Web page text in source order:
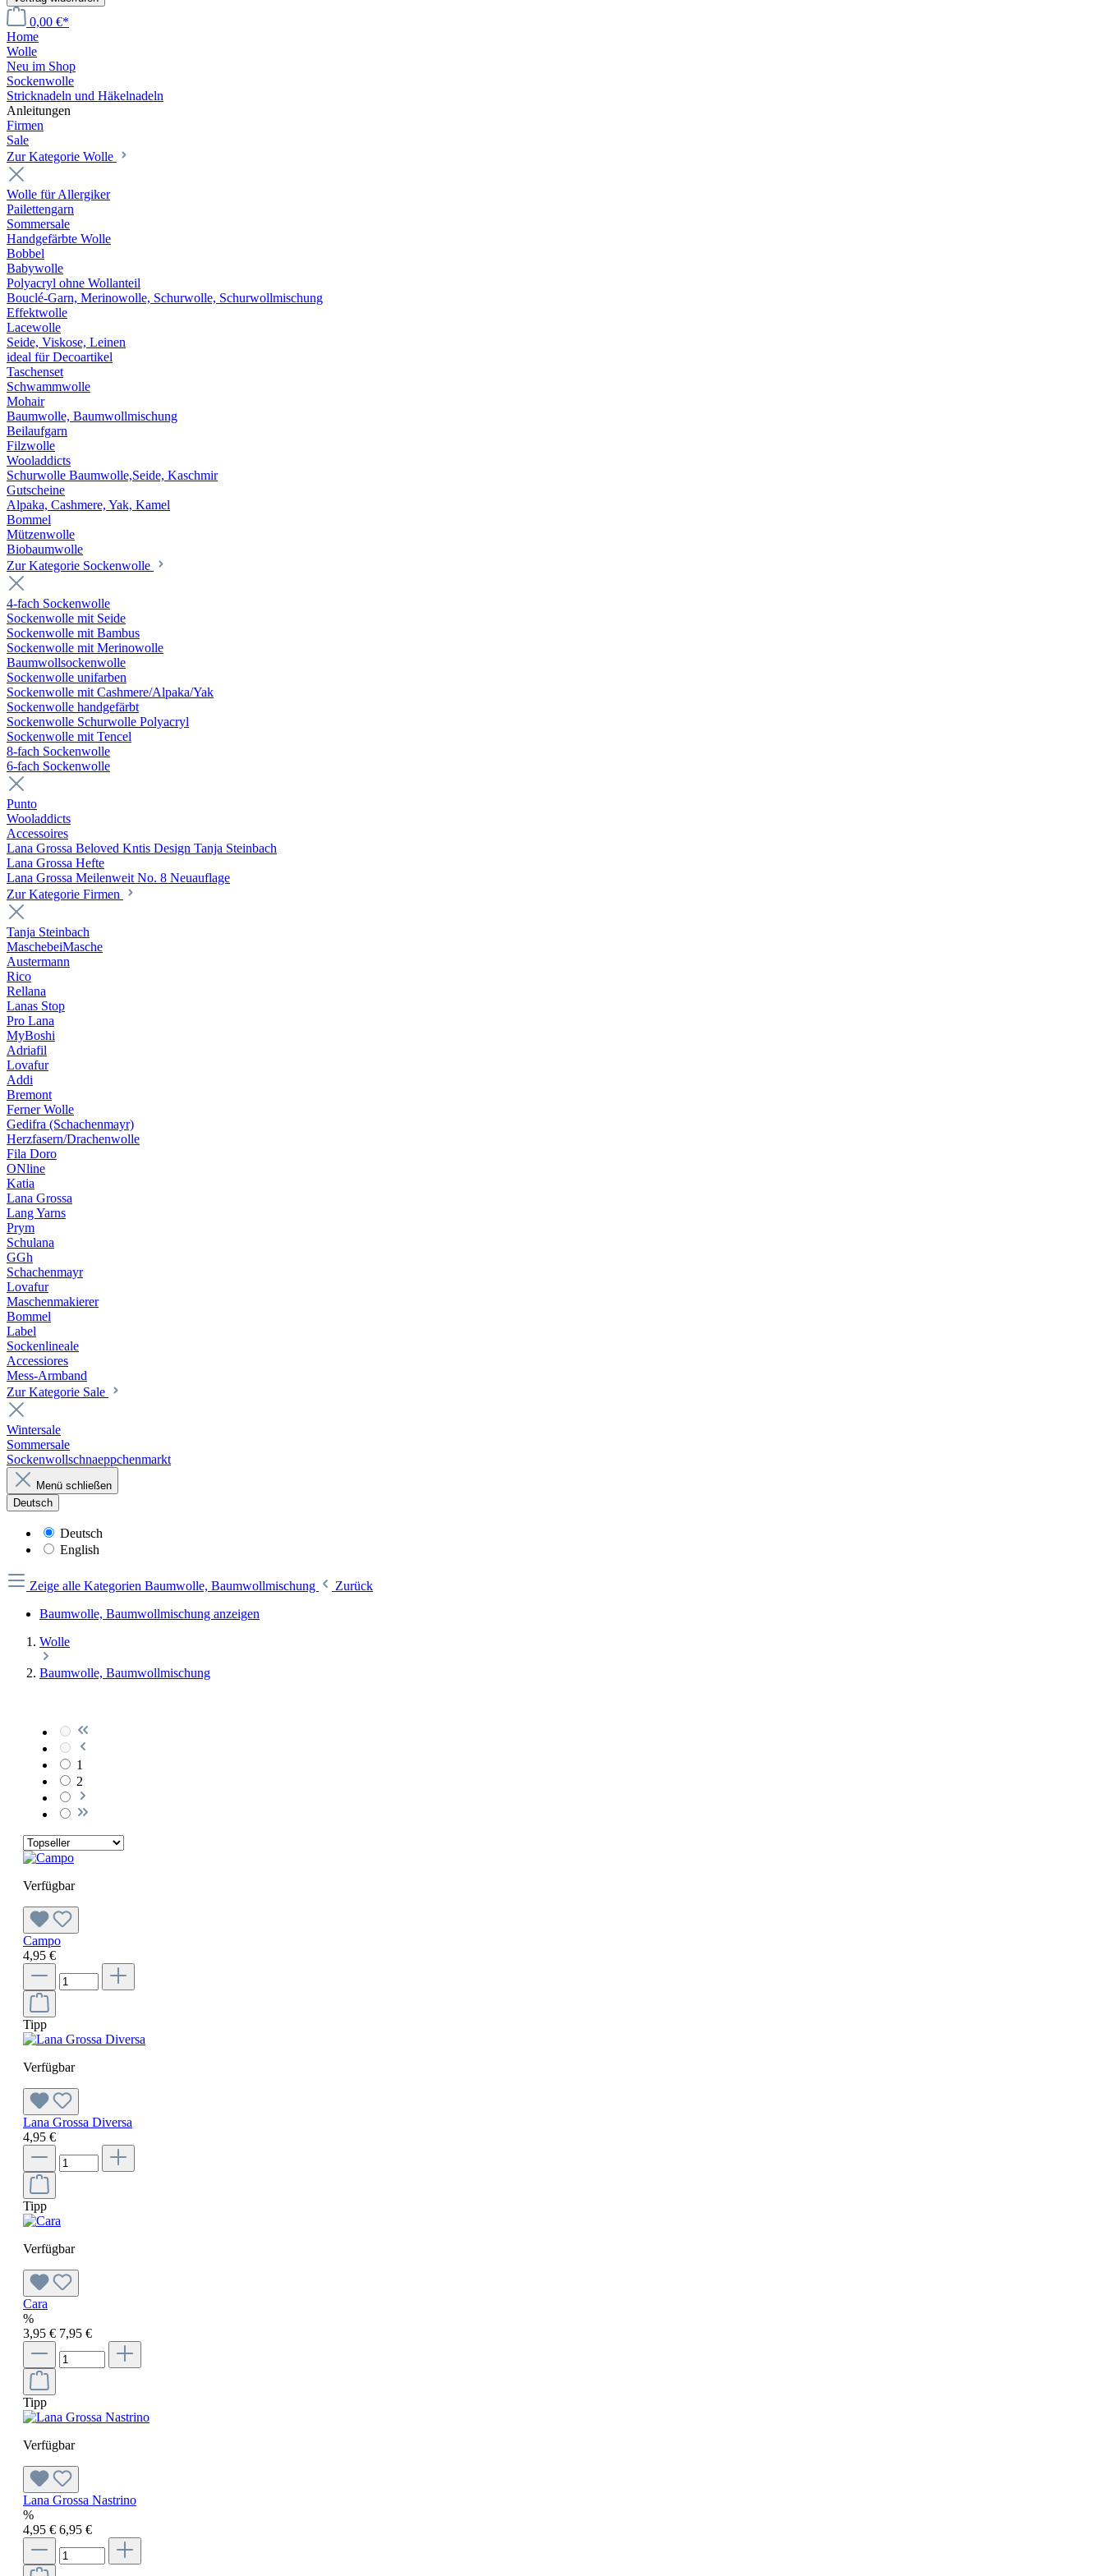
0,00 €*
Home
Wolle
Neu im Shop
Sockenwolle
Stricknadeln und Häkelnadeln
Anleitungen
Firmen
Sale
Zur Kategorie Wolle
Wolle für Allergiker
Pailettengarn
Sommersale
Handgefärbte Wolle
Bobbel
Babywolle
Polyacryl ohne Wollanteil
Bouclé-Garn, Merinowolle, Schurwolle, Schurwollmischung
Effektwolle
Lacewolle
Seide, Viskose, Leinen
ideal für Decoartikel
Taschenset
Schwammwolle
Mohair
Baumwolle, Baumwollmischung
Beilaufgarn
Filzwolle
Wooladdicts
Schurwolle Baumwolle,Seide, Kaschmir
Gutscheine
Alpaka, Cashmere, Yak, Kamel
Bommel
Mützenwolle
Biobaumwolle
Zur Kategorie Sockenwolle
4-fach Sockenwolle
Sockenwolle mit Seide
Sockenwolle mit Bambus
Sockenwolle mit Merinowolle
Baumwollsockenwolle
Sockenwolle unifarben
Sockenwolle mit Cashmere/Alpaka/Yak
Sockenwolle handgefärbt
Sockenwolle Schurwolle Polyacryl
Sockenwolle mit Tencel
8-fach Sockenwolle
6-fach Sockenwolle
Punto
Wooladdicts
Accessoires
Lana Grossa Beloved Kntis Design Tanja Steinbach
Lana Grossa Hefte
Lana Grossa Meilenweit No. 8 Neuauflage
Zur Kategorie Firmen
Tanja Steinbach
MaschebeiMasche
Austermann
Rico
Rellana
Lanas Stop
Pro Lana
MyBoshi
Adriafil
Lovafur
Addi
Bremont
Ferner Wolle
Gedifra (Schachenmayr)
Herzfasern/Drachenwolle
Fila Doro
ONline
Katia
Lana Grossa
Lang Yarns
Prym
Schulana
GGh
Schachenmayr
Lovafur
Maschenmakierer
Bommel
Label
Sockenlineale
Accessiores
Mess-Armband
Zur Kategorie Sale
Wintersale
Sommersale
Sockenwollschnaeppchenmarkt
Menü schließen
Deutsch
Deutsch
English
Zeige alle Kategorien Baumwolle, Baumwollmischung
Zurück
Baumwolle, Baumwollmischung anzeigen
Wolle
Baumwolle, Baumwollmischung
1
2
Verfügbar
Campo
4,95 €
Tipp
Verfügbar
Lana Grossa Diversa
4,95 €
Tipp
Verfügbar
Cara
%
3,95 € 7,95 €
Tipp
Verfügbar
Lana Grossa Nastrino
%
4,95 € 6,95 €